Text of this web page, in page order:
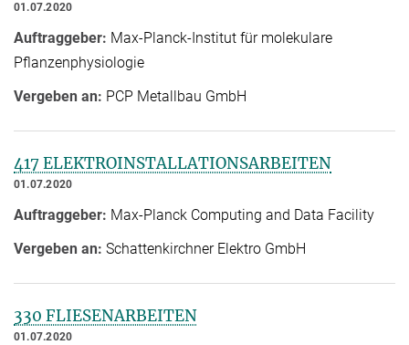
01.07.2020
Auftraggeber: Max-Planck-Institut für molekulare
Pflanzenphysiologie
Vergeben an: PCP Metallbau GmbH
417 ELEKTROINSTALLATIONSARBEITEN
01.07.2020
Auftraggeber: Max-Planck Computing and Data Facility
Vergeben an: Schattenkirchner Elektro GmbH
330 FLIESENARBEITEN
01.07.2020